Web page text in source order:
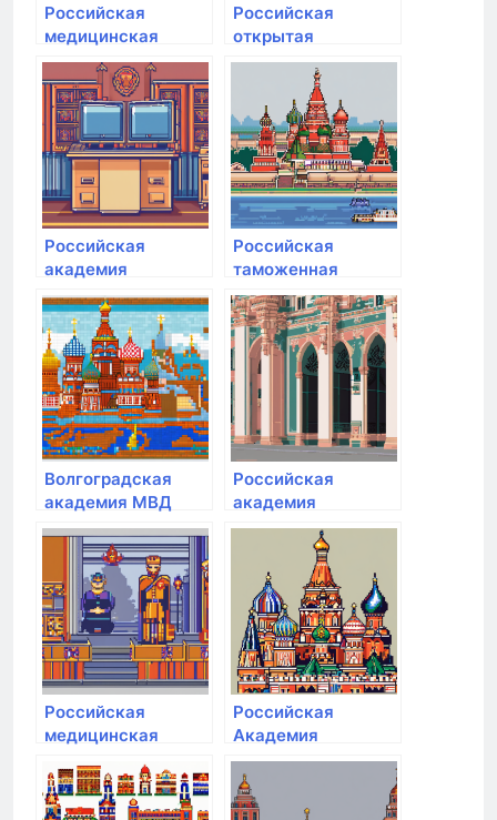
Российская
медицинская
академия
непрерывного
профессионального
образования
Российская
открытая
академия
транспорта
Российская
академия
народного
хозяйства и
государственной
службы при
Президенте РФ
Российская
таможенная
академия
Волгоградская
академия МВД
России
Российская
академия
народного
хозяйства и
государственной
службы при
Президенте РФ
Российская
медицинская
непрерывного
профессионального
Российская
Академия
Живописи